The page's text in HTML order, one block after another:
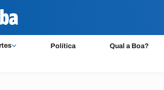
Política Qual a Boa?